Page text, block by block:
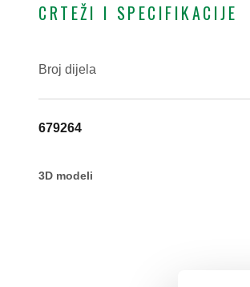
CRTEŽI I SPECIFIKACIJE
Broj dijela
679264
3D modeli